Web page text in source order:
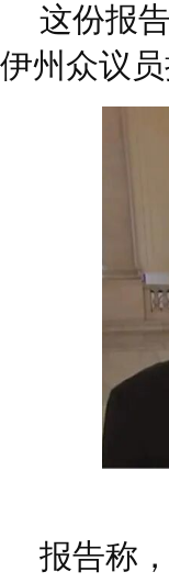
这份报
伊州众议
报告称